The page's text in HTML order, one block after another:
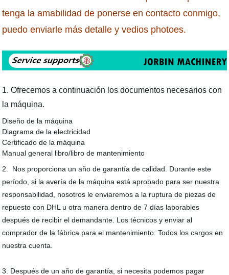
tenga la amabilidad de ponerse en contacto conmigo,
puedo enviarle más detalle y vedios photoes.
1. Ofrecemos a continuación los documentos necesarios con
la máquina.
Diseño de la máquina
Diagrama de la electricidad
Certificado de la máquina
Manual general libro/libro de mantenimiento
2. Nos proporciona un año de garantía de calidad. Durante este
período, si la avería de la máquina está aprobado para ser nuestra
responsabilidad, nosotros le enviaremos a la ruptura de piezas de
repuesto con DHL u otra manera dentro de 7 días laborables
después de recibir el demandante. Los técnicos y enviar al
comprador de la fábrica para el mantenimiento. Todos los cargos en
nuestra cuenta.
3. Después de un año de garantía, si necesita podemos pagar